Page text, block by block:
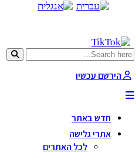
הירשם עכשיו
חדש באתר
אתרי גלישה
לכל האתרים